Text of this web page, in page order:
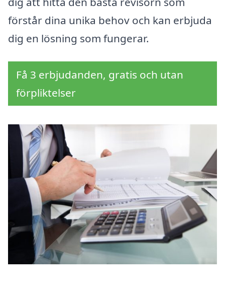
förstår dina unika behov och kan erbjuda
dig en lösning som fungerar.
Få 3 erbjudanden, gratis och utan
förpliktelser